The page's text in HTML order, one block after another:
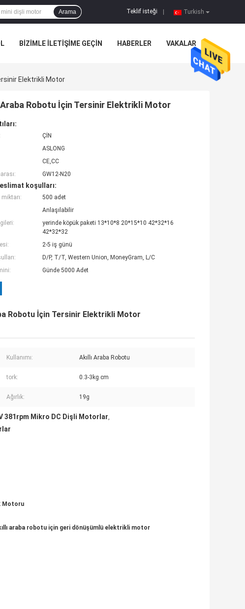
Turkish
Teklif isteği
Arama
BIZIMLE ILETIŞIME GEÇIN HABERLER VAKALAR
Elektrikli Motor
Araba Robotu İçin Tersinir Elektrikli Motor
ÇİN
ASLONG
CE,CC
GW12-N20
koşulları:
500 adet
Anlaşılabilir
yerinde köpük paketi 13*10*8 20*15*10 42*32*16
42*32*32
2-5 iş günü
D/P, T/T, Western Union, MoneyGram, L/C
Günde 5000 Adet
Robotu İçin Tersinir Elektrikli Motor
Kullanımı: Akıllı Araba Robotu
tork: 0.3-3kg.cm
Ağırlık: 19g
381rpm Mikro DC Dişli Motorlar,
Motoru
araba robotu için geri dönüşümlü elektrikli motor